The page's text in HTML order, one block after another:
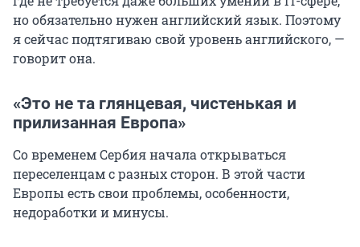
но обязательно нужен английский язык. Поэтому
я сейчас подтягиваю свой уровень английского, —
говорит она.
«Это не та глянцевая, чистенькая и
прилизанная Европа»
Со временем Сербия начала открываться
переселенцам с разных сторон. В этой части
Европы есть свои проблемы, особенности,
недоработки и минусы.